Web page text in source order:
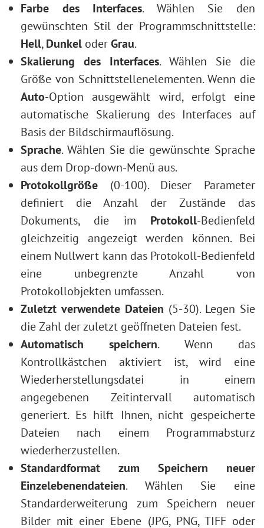
Brille entfernen
Lippenstiftauswahl
Fotoretusche
Farbe des Interfaces. Wählen Sie den
gewünschten Stil der Programmschnittstelle:
Hell,Dunkel oderGrau.
Skalierung des Interfaces. Wählen Sie die
Größe von Schnittstellenelementen. Wenn die
Auto-Option ausgewählt wird, erfolgt eine
automatische Skalierung des Interfaces auf
Basis der Bildschirmauflösung.
Sprache. Wählen Sie die gewünschte Sprache
aus dem Drop-down-Menü aus.
Protokollgröße (0-100). Dieser Parameter
definiert die Anzahl der Zustände das
Dokuments, die im Protokoll-Bedienfeld
gleichzeitig angezeigt werden können. Bei
einem Nullwert kann das Protokoll-Bedienfeld
eine unbegrenzte Anzahl von
Protokollobjekten umfassen.
Zuletzt verwendete Dateien (5-30). Legen Sie
die Zahl der zuletzt geöffneten Dateien fest.
Automatisch speichern. Wenn das
Kontrollkästchen aktiviert ist, wird eine
Wiederherstellungsdatei in einem
angegebenen Zeitintervall automatisch
generiert. Es hilft Ihnen, nicht gespeicherte
Dateien nach einem Programmabsturz
wiederherzustellen.
Standardformat zum Speichern neuer
Einzelebenendateien. Wählen Sie eine
Standarderweiterung zum Speichern neuer
Bilder mit einer Ebene (JPG, PNG, TIFF oder